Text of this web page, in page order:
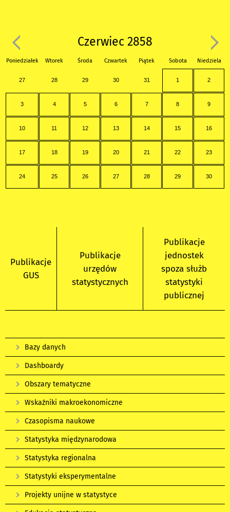
Czerwiec 2858
Poniedziałek Wtorek Środa Czwartek Piątek Sobota Niedziela
27 28 29 30 31 1 2
3 4 5 6 7 8 9
10 11 12 13 14 15 16
17 18 19 20 21 22 23
24 25 26 27 28 29 30
Publikacje
GUS
Publikacje
urzędów
statystycznych
Publikacje
jednostek
spoza służb
statystyki
publicznej
Bazy danych
Dashboardy
Obszary tematyczne
Wskaźniki makroekonomiczne
Czasopisma naukowe
Statystyka międzynarodowa
Statystyka regionalna
Statystyki eksperymentalne
Projekty unijne w statystyce